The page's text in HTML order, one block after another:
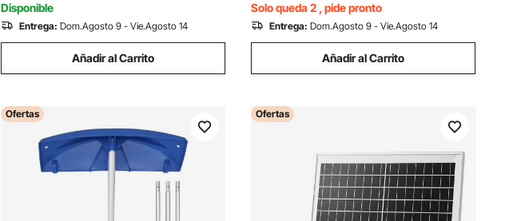
Disponible
Entrega: Dom.Agosto 9 - Vie.Agosto 14
Añadir al Carrito
resistencia superior.
Solo queda 2 , pide pronto
Entrega: Dom.Agosto 9 - Vie.Agosto 14
Añadir al Carrito
Ofertas Ofertas